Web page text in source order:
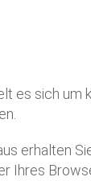
es sich
erhalten
Ihres